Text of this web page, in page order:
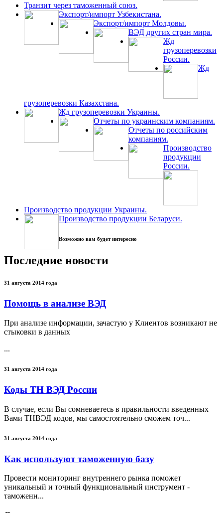
Транзит через таможенный союз.
Экспорт/импорт Узбекистана.
Экспорт/импорт Молдовы.
ВЭД других стран мира.
Жд
грузоперевозки
России.
Жд
грузоперевозки Казахстана.
Жд грузоперевозки Украины.
Отчеты по украинским компаниям.
Отчеты по российским
компаниям.
Производство
продукции
России.
Производство продукции Украины.
Производство продукции Беларуси.
Возможно вам будет интересно
Последние новости
31 августа 2014 года
Помощь в анализе ВЭД
При анализе информации, зачастую у Клиентов возникают не
стыковки в данных
...
31 августа 2014 года
Коды ТН ВЭД России
В случае, если Вы сомневаетесь в правильности введенных
Вами ТНВЭД кодов, мы самостоятельно сможем точ...
31 августа 2014 года
Как используют таможенную базу
Провести мониторинг внутреннего рынка поможет
уникальный и точный функциональный инструмент -
таможенн...